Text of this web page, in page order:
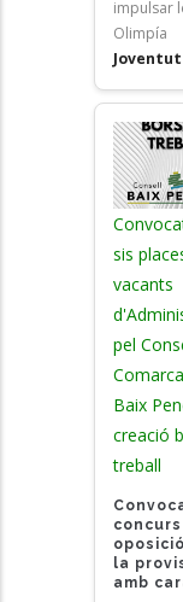
impulsar
Olimpía
Joventut
sis
vacants
pel
Baix
creació
treball
concurs
la
amb